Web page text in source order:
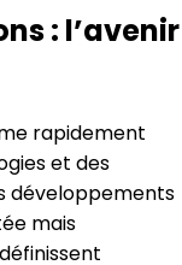
: l’avenir
rapidement
et des
développements
mais